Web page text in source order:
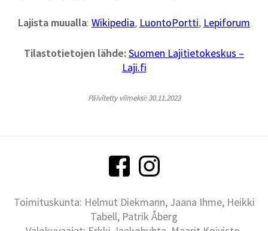
Lajista muualla: Wikipedia, LuontoPortti, Lepiforum
Tilastotietojen lähde:Suomen Lajitietokeskus –
Laji.fi
Päivitetty viimeksi: 30.11.2023
Toimituskunta: Helmut Diekmann, Jaana Ihme, Heikki
Tabell, Patrik Åberg